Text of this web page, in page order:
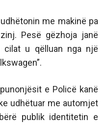
me makinë pa
Pesë gëzhoja janë
cilat u qëlluan nga një
e Policë kanë
udhëtuar me automjet
publik identitetin e